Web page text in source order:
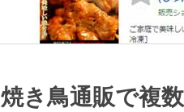
焼き鳥通販で複